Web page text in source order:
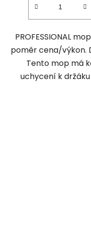
PROFESSIONAL
poměr cena/výkon.
Tento mop má
uchycení k